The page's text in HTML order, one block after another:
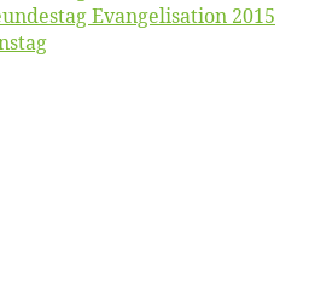
Evan­ge­li­sa­ti­on 2015